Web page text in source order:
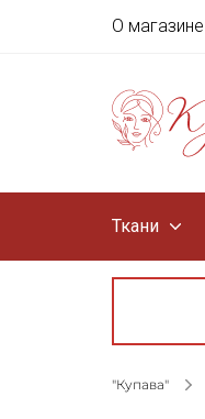
О магазине
Ткани
"Купава"